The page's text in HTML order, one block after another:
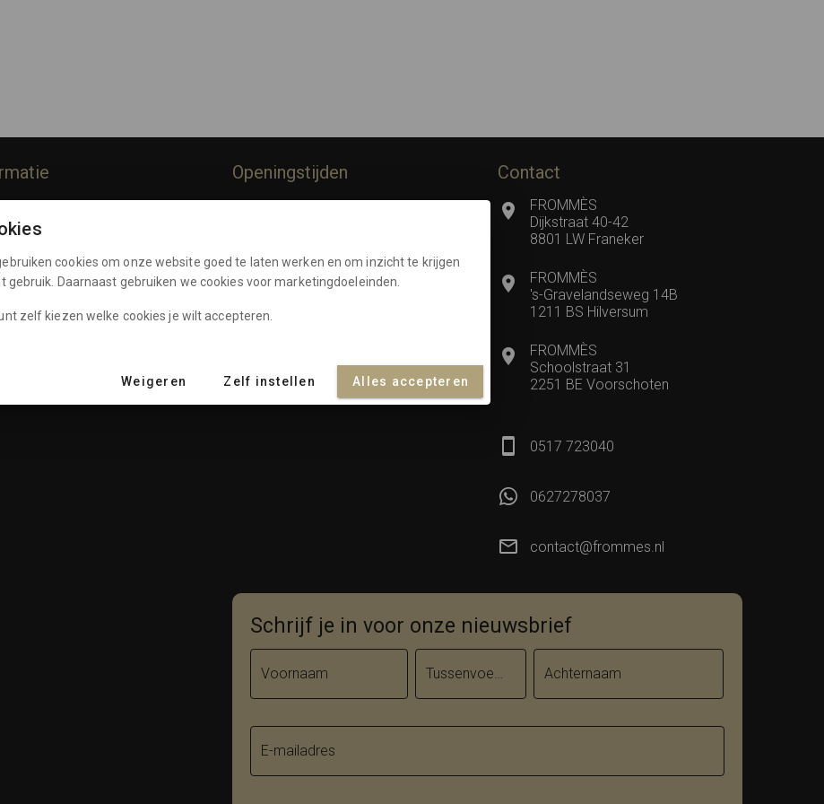
Policy
Voorwaarden
Openingstijden
Donderdag:10:00 - 17:00
Vrijdag:
10:00 - 17:00
Contact
FROMMÈS
Dijkstraat 40-42
8801 LW Franeker
FROMMÈS
's-Gravelandseweg 14B
1211 BS Hilversum
FROMMÈS
Schoolstraat 31
2251 BE Voorschoten
0517 723040
0627278037
contact@frommes.nl
Schrijf je in voor onze nieuwsbrief
Voornaam Tussenvoegsel Achternaam
E-mailadres
cookies om onze website goed te laten werken en om inzicht te krijgen
gebruik. Daarnaast gebruiken we cookies voor marketingdoeleinden.
zelf kiezen welke cookies je wilt accepteren.
Weigeren Zelf instellen Alles accepteren